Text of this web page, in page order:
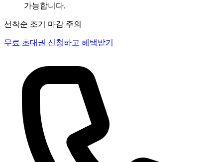
가능합니다.
선착순 조기 마감 주의
무료 초대권 신청하고 혜택받기